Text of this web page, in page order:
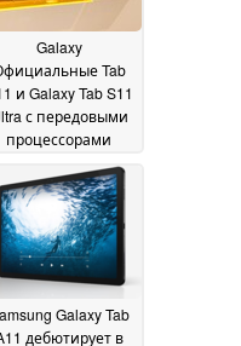
Galaxy
Tab
и Galaxy Tab S11
с передовыми
процессорами
MediaTek, экраном
AMOLED и
расширением
microSD04 September
2025
Galaxy Tab
дебютирует в